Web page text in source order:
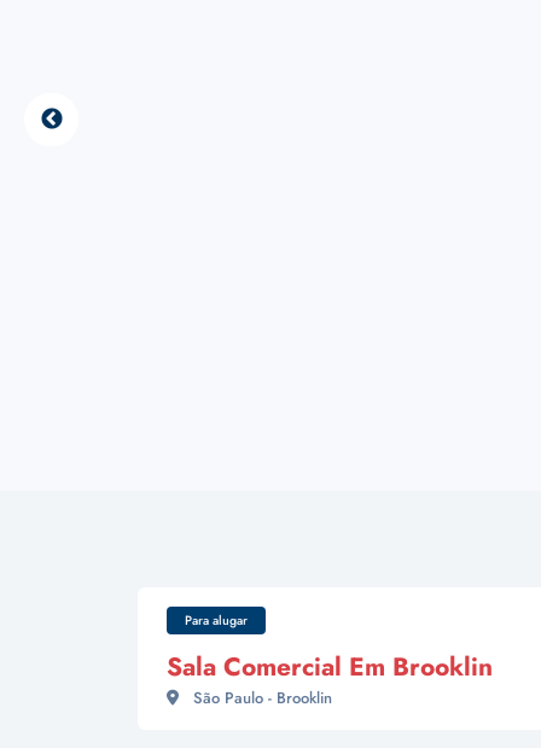
Para alugar
Sala Comercial Em Brooklin
São Paulo - Brooklin